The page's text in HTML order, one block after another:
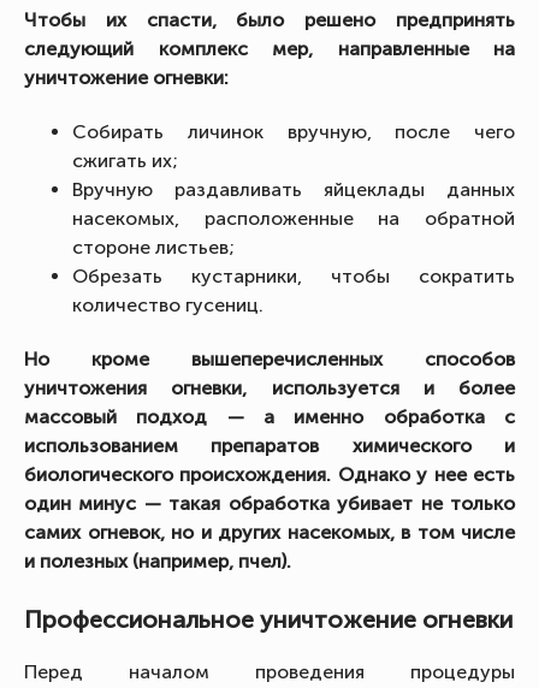
Чтобы их спасти, было решено предпринять
следующий комплекс мер, направленные на
уничтожение огневки:
Собирать личинок вручную, после чего
сжигать их;
Вручную раздавливать яйцеклады данных
насекомых, расположенные на обратной
стороне листьев;
Обрезать кустарники, чтобы сократить
количество гусениц.
Но кроме вышеперечисленных способов
уничтожения огневки, используется и более
массовый подход — а именно обработка с
использованием препаратов химического и
биологического происхождения. Однако у нее есть
один минус — такая обработка убивает не только
самих огневок, но и других насекомых, в том числе
и полезных (например, пчел).
Профессиональное уничтожение огневки
Перед началом проведения процедуры